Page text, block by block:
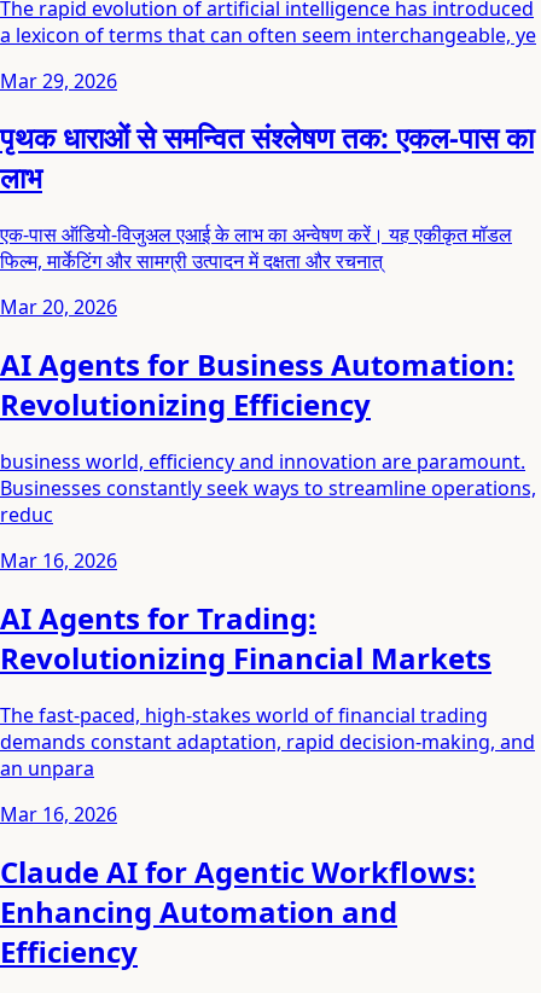
The rapid evolution of artificial intelligence has introduced
a lexicon of terms that can often seem interchangeable, ye
Mar 29, 2026
पृथक धाराओं से समन्वित संश्लेषण तक: एकल-पास का
लाभ
एक-पास ऑडियो-विजुअल एआई के लाभ का अन्वेषण करें। यह एकीकृत मॉडल
फिल्म, मार्केटिंग और सामग्री उत्पादन में दक्षता और रचनात्
Mar 20, 2026
AI Agents for Business Automation:
Revolutionizing Efficiency
business world, efficiency and innovation are paramount.
Businesses constantly seek ways to streamline operations,
reduc
Mar 16, 2026
AI Agents for Trading:
Revolutionizing Financial Markets
The fast-paced, high-stakes world of financial trading
demands constant adaptation, rapid decision-making, and
an unpara
Mar 16, 2026
Claude AI for Agentic Workflows:
Enhancing Automation and
Efficiency